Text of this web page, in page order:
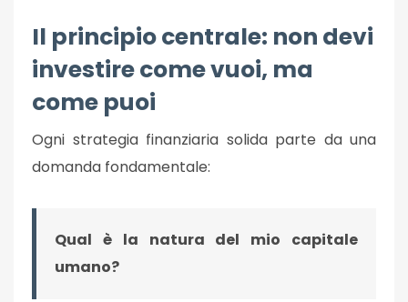
Il principio centrale: non devi
investire come vuoi, ma
come puoi
Ogni strategia finanziaria solida parte da una
domanda fondamentale:
Qual è la natura del mio capitale
umano?